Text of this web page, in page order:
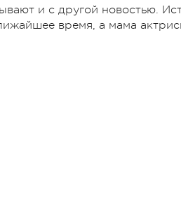
и с другой новостью.
время, а мама